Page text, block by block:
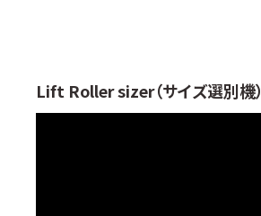
Lift Roller sizer（サイズ選別機）